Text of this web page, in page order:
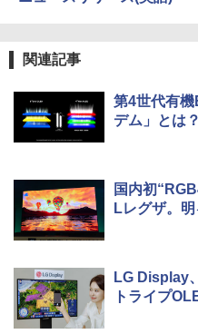
関連記事
第4世代有
デム」とは
国内初
Lレグザ。
LG Display
トライプ